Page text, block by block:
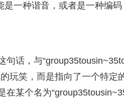
是一种谐音，或者是一种编
句话，与
玩笑，而是指向了一个特定
在某个名为